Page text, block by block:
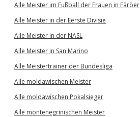
Alle Meister im Fußball der Frauen in Färöer
Alle Meister in der Eerste Divisie
Alle Meister in der NASL
Alle Meister in San Marino
Alle Meistertrainer der Bundesliga
Alle moldawischen Meister
Alle moldawischen Pokalsieger
Alle montenegrinischen Meister